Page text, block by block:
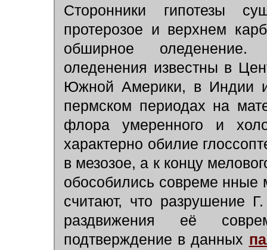
Сторонники гипотезы
протерозое и верхнем
обширное оледенение.
оледенения известны в
Южной Америки, в Индии
пермском периодах на
флора умеренного и
характерно обилие
в мезозое, а к концу
обособились совреме нные
считают, что разрушение
раздвижения её
подтверждение в данных